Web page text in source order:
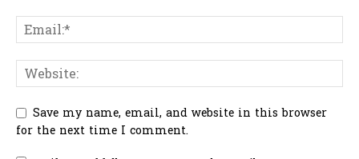
Save my name, email, and website in this browser
for the next time I comment.